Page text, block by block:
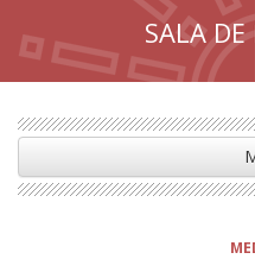
SALA DE